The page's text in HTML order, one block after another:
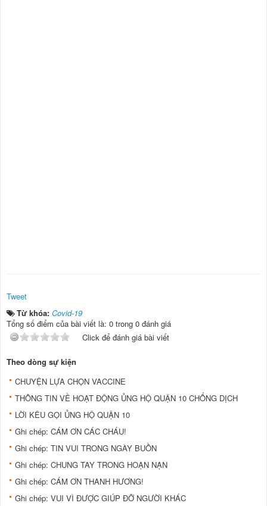
Tweet
Từ khóa: Covid-19
Tổng số điểm của bài viết là: 0 trong 0 đánh giá
Click để đánh giá bài viết
Theo dòng sự kiện
CHUYỆN LỰA CHỌN VACCINE
THÔNG TIN VỀ HOẠT ĐỘNG ỦNG HỘ QUẬN 10 CHỐNG DỊCH
LỜI KÊU GỌI ỦNG HỘ QUẬN 10
Ghi chép: CÁM ƠN CÁC CHÁU!
Ghi chép: TIN VUI TRONG NGÀY BUỒN
Ghi chép: CHUNG TAY TRONG HOẠN NẠN
Ghi chép: CÁM ƠN THANH HƯƠNG!
Ghi chép: VUI VÌ ĐƯỢC GIÚP ĐỠ NGƯỜI KHÁC